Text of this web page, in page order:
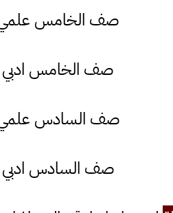
صف الخامس
صف الخامس ادبي
صف السادس
صف السادس ادبي